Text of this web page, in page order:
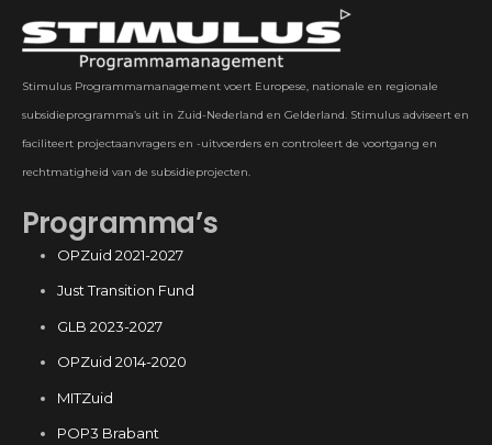
Stimulus Programmamanagement voert Europese, nationale en regionale
subsidieprogramma’s uit in Zuid-Nederland en Gelderland. Stimulus adviseert en
faciliteert projectaanvragers en -uitvoerders en controleert de voortgang en
rechtmatigheid van de subsidieprojecten.
Programma’s
OPZuid 2021-2027
Just Transition Fund
GLB 2023-2027
OPZuid 2014-2020
MITZuid
POP3 Brabant